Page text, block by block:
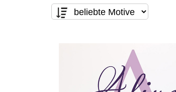
(14)
nur Motiv(1)